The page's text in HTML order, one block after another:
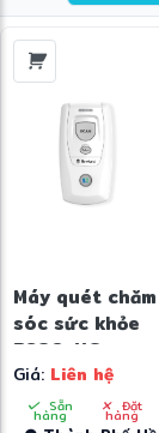
Máy quét chăm
sóc sức khỏe
BS80-HC
Giá: Liên hệ
Sẵn
hàng Đặt
hàng